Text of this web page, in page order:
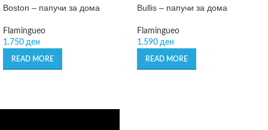
Boston – папучи за дома
Flamingueo
1.750 ден
READ MORE
Bullis – папучи за дома
Flamingueo
1.590 ден
READ MORE